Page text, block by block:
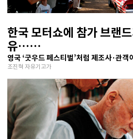
한국 모터쇼에 참가 브랜
유…
행사 정체성이 모호
영국 ‘굿우드 페스티벌’처럼 제조사·관
조진혁 자유기고가